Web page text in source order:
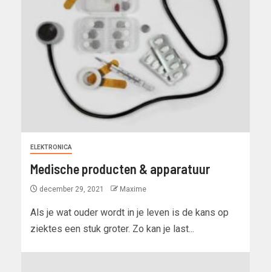
ELEKTRONICA
Medische producten & apparatuur
december 29, 2021 Maxime
Als je wat ouder wordt in je leven is de kans op
ziektes een stuk groter. Zo kan je last...